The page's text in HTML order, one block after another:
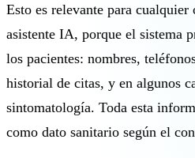
Esto es relevante para cualquier
asistente IA, porque el sistema
los pacientes: nombres,
historial de citas, y en algunos
sintomatología. Toda esta
como dato sanitario según el